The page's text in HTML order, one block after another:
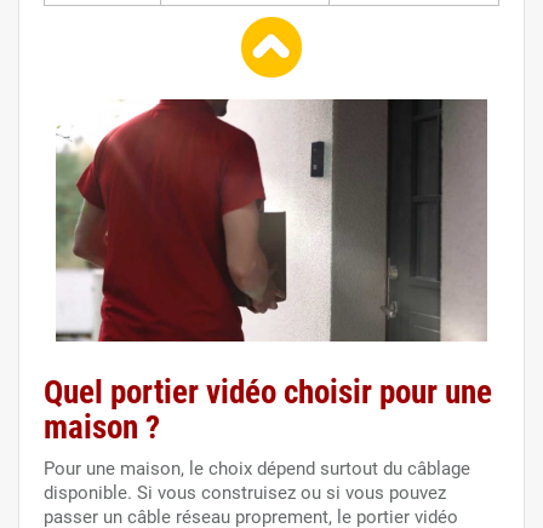
Quel portier vidéo choisir pour une
maison ?
Pour une maison, le choix dépend surtout du câblage
disponible. Si vous construisez ou si vous pouvez
passer un câble réseau proprement, le portier vidéo